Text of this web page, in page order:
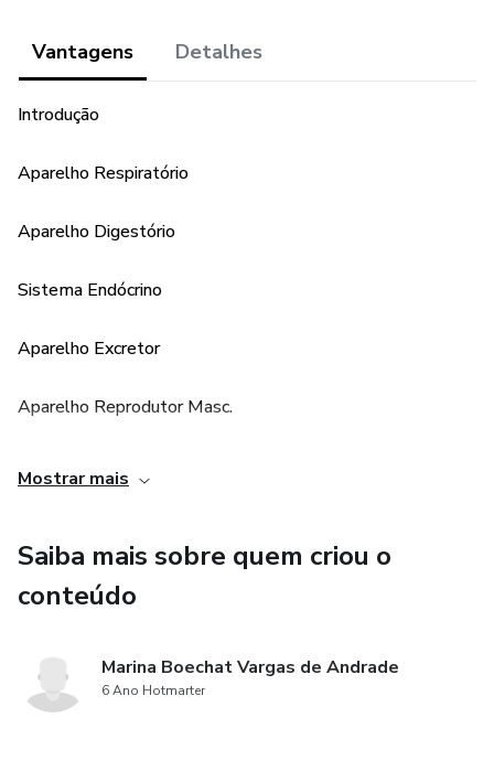
Aparelho Reprodutor Masc.
Aparelho Reprodutor Fem.
Órgãos dos Sentidos
Sistema Nervoso
Anatomia de Aves
Vantagens Detalhes
Introdução
Aparelho Respiratório
Aparelho Digestório
Sistema Endócrino
Aparelho Excretor
Aparelho Reprodutor Masc.
Sistema Nervoso
Exercícios
Mostrar mais
Saiba mais sobre quem criou o
conteúdo
Marina Boechat Vargas de Andrade
6 Ano Hotmarter